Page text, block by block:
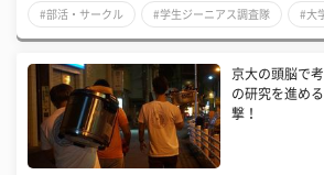
#部活・サークル #学生ジーニアス調査隊 #大
京大の頭脳で
の研究を進め
撃！